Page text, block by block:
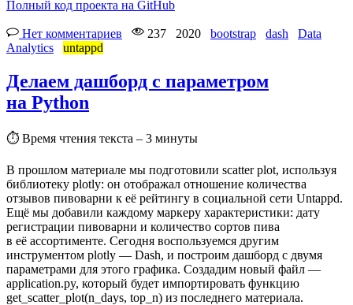
Полный код проекта на GitHub
Нет комментариев 237 2020 bootstrap dash
Data
Analytics
untappd
Делаем дашборд с параметром
на Python
⏱ Время чтения текста – 3 минуты
В прошлом материале мы подготовили scatter plot, используя
библиотеку plotly: он отображал отношение количества
отзывов пивоварни к её рейтингу в социальной сети Untappd.
Ещё мы добавили каждому маркеру характеристики: дату
регистрации пивоварни и количество сортов пива
в её ассортименте. Сегодня воспользуемся другим
инструментом plotly — Dash, и построим дашборд с двумя
параметрами для этого графика. Создадим новый файл —
application.py, который будет импортировать функцию
get_scatter_plot(n_days, top_n) из последнего материала.